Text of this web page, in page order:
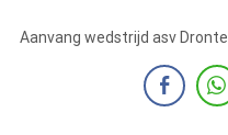
Aanvang wedstrijd asv